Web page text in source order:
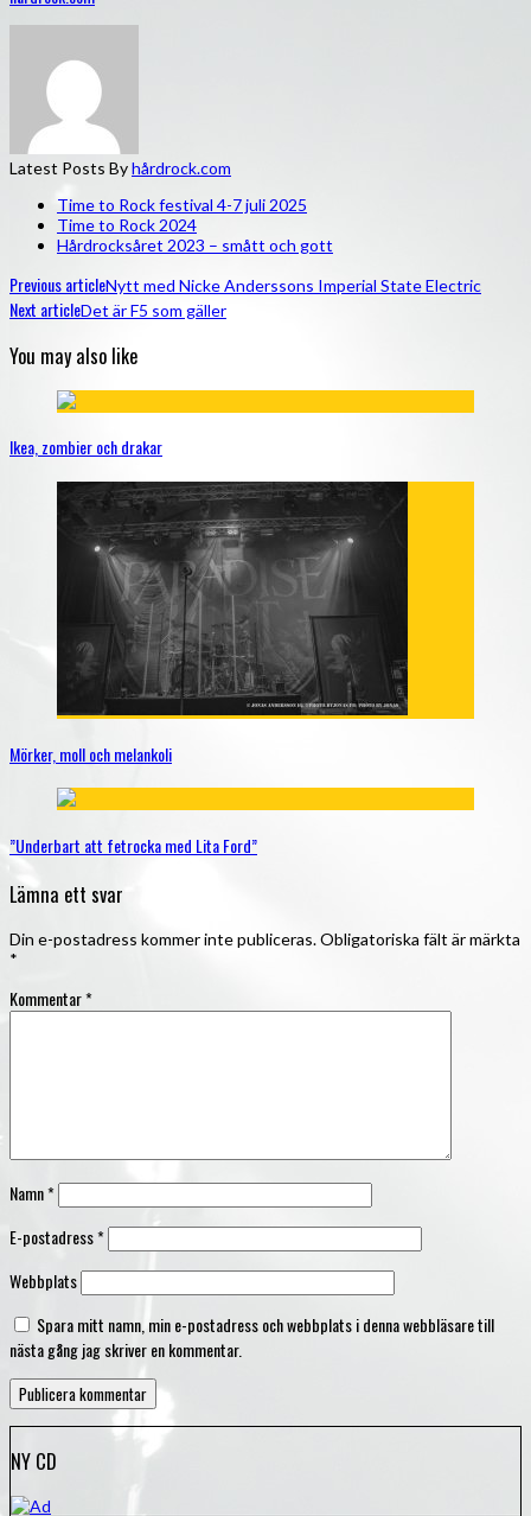
Latest Posts Byhårdrock.com
Time to Rock festival 4-7 juli 2025
Time to Rock 2024
Hårdrocksåret 2023 – smått och gott
Previous articleNytt med Nicke Anderssons Imperial State Electric
Next articleDet är F5 som gäller
You may also like
Ikea, zombier och drakar
Mörker, moll och melankoli
”Underbart att fetrocka med Lita Ford”
Lämna ett svar
Din e-postadress kommer inte publiceras.Obligatoriska fält är märkta
*
Kommentar*
Namn*
E-postadress*
Webbplats
Spara mitt namn, min e-postadress och webbplats i denna webbläsare till
nästa gång jag skriver en kommentar.
NY CD